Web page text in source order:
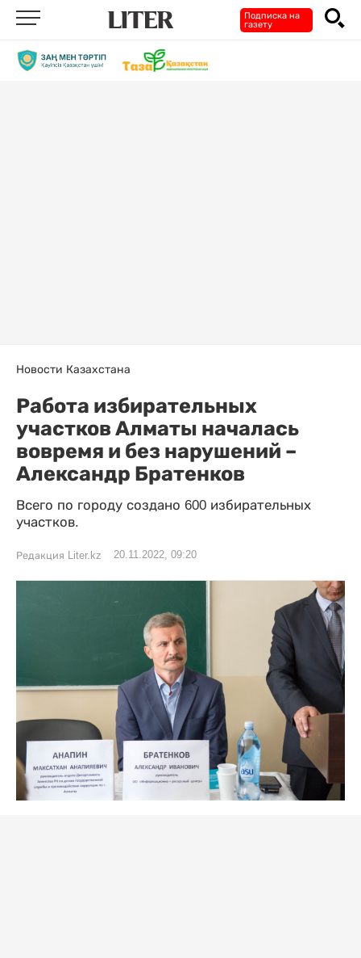
Подписка на
газету
Новости Казахстана
Работа избирательных
участков Алматы началась
вовремя и без нарушений –
Александр Братенков
Всего по городу создано 600 избирательных
участков.
Редакция Liter.kz 20.11.2022, 09:20